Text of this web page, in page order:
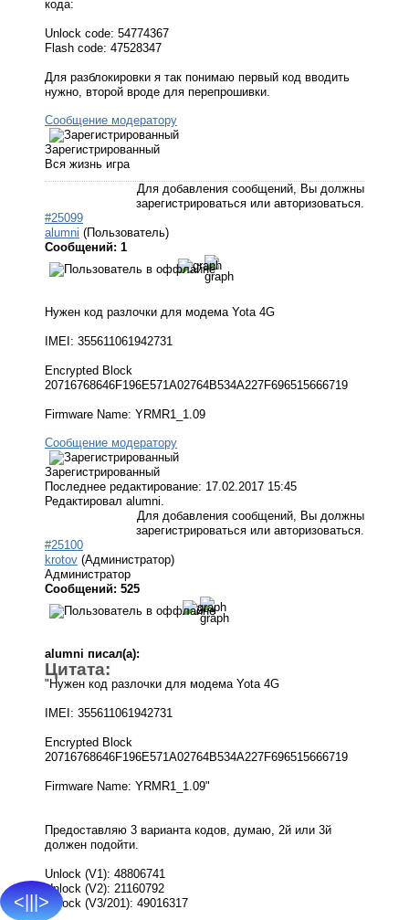
<|||>
кода:
Unlock code: 54774367
Flash code: 47528347
Для разблокировки я так понимаю первый код вводить
нужно, второй вроде для перепрошивки.
Сообщение модератору
Зарегистрированный
Вся жизнь игра
Для добавления сообщений, Вы должны
зарегистрироваться или авторизоваться.
#25099
alumni (Пользователь)
Сообщений: 1
Нужен код разлочки для модема Yota 4G
IMEI: 355611061942731
Encrypted Block
20716768646F196E571A02764B534A227F696515666719
Firmware Name: YRMR1_1.09
Сообщение модератору
Зарегистрированный
Последнее редактирование: 17.02.2017 15:45
Редактировал alumni.
Для добавления сообщений, Вы должны
зарегистрироваться или авторизоваться.
#25100
krotov (Администратор)
Администратор
Сообщений: 525
alumni писал(а):
Цитата:
"Нужен код разлочки для модема Yota 4G
IMEI: 355611061942731
Encrypted Block
20716768646F196E571A02764B534A227F696515666719
Firmware Name: YRMR1_1.09"
Предоставляю 3 варианта кодов, думаю, 2й или 3й
должен подойти.
Unlock (V1): 48806741
Unlock (V2): 21160792
Unlock (V3/201): 49016317